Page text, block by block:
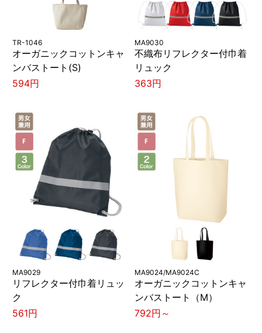
TR-1046
オーガニックコットンキャ
ンバストート(S)
594円
MA9030
不織布リフレクター付巾着
リュック
363円
MA9029
リフレクター付巾着リュッ
ク
561円
MA9024/MA9024C
オーガニックコットンキャ
ンバストート（M）
792円～